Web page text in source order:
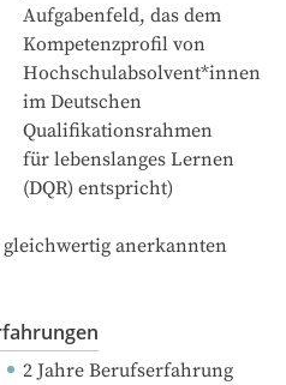
Aufgabenfeld, das dem
Kompetenzprofil von
Hochschulabsolvent*innen
im Deutschen
Qualifikationsrahmen
für lebenslanges Lernen
(DQR) entspricht)
anerkannten
2 Jahre Berufserfahrung